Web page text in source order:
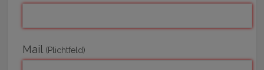
Mail (Plichtfeld)